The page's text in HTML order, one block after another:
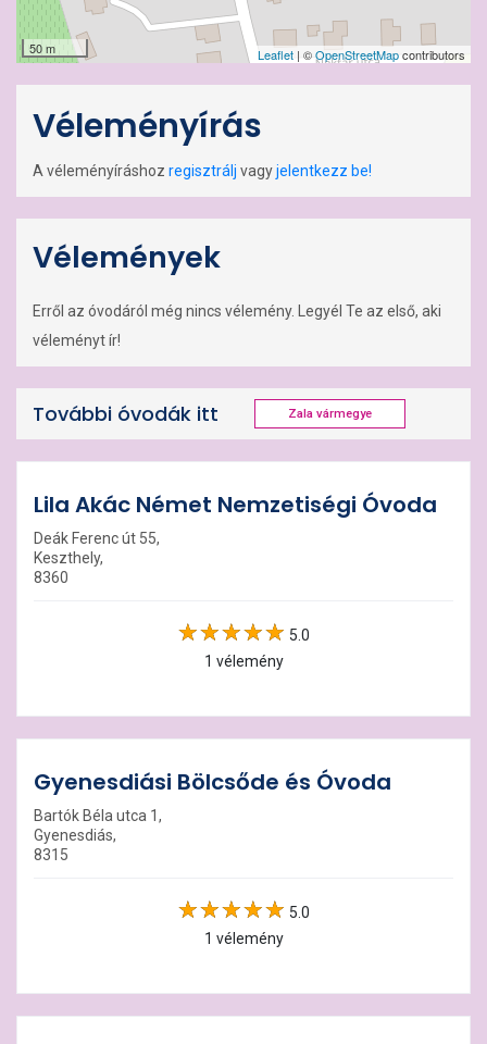
50 m Leaflet | ©OpenStreetMapcontributors
Véleményírás
A véleményíráshoz regisztrálj vagyjelentkezz be!
Vélemények
Erről az óvodáról még nincs vélemény. Legyél Te az első, aki
véleményt ír!
További óvodák itt Zala vármegye
Lila Akác Német Nemzetiségi Óvoda
Deák Ferenc út 55,
Keszthely,
8360
5.0
1 vélemény
Gyenesdiási Bölcsőde és Óvoda
Bartók Béla utca 1,
Gyenesdiás,
8315
5.0
1 vélemény